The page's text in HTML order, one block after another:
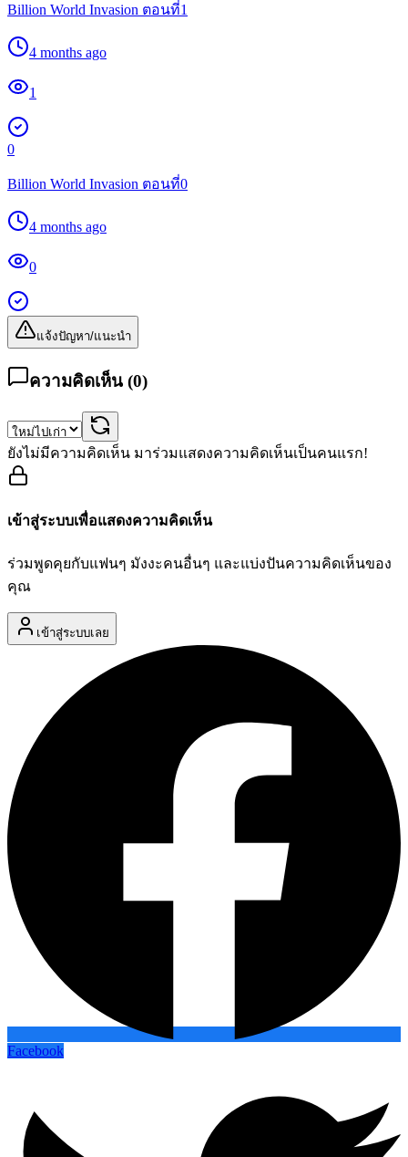
Billion World Invasion ตอนที่1
4 months ago
1
0
Billion World Invasion ตอนที่0
4 months ago
0
แจ้งปัญหา/แนะนำ
ความคิดเห็น (0)
ยังไม่มีความคิดเห็น มาร่วมแสดงความคิดเห็นเป็นคนแรก!
เข้าสู่ระบบเพื่อแสดงความคิดเห็น
ร่วมพูดคุยกับแฟนๆ มังงะคนอื่นๆ และแบ่งปันความคิดเห็นของ
คุณ
เข้าสู่ระบบเลย
Facebook